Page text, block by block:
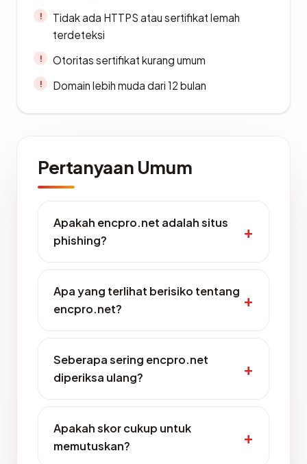
Tidak ada HTTPS atau sertifikat lemah
terdeteksi
Otoritas sertifikat kurang umum
Domain lebih muda dari 12 bulan
Pertanyaan Umum
Apakah encpro.net adalah situs
phishing?
Apa yang terlihat berisiko tentang
encpro.net?
Seberapa sering encpro.net
diperiksa ulang?
Apakah skor cukup untuk
memutuskan?